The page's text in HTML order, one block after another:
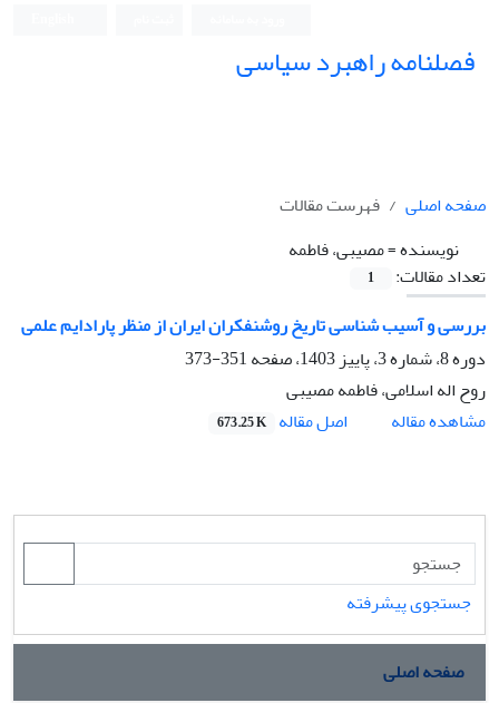
فصلنامه راهبرد سیاسی
صفحه اصلی
فهرست مقالات
نویسنده =مصیبی، فاطمه
تعداد مقالات:
1
بررسی و آسیب شناسی تاریخ روشنفکران ایران از منظر پارادایم علمی
دوره 8، شماره 3، پاییز 1403، صفحه
351-373
روح اله اسلامی، فاطمه مصیبی
مشاهده مقاله
اصل مقاله 673.25 K
جستجوی پیشرفته
صفحه اصلی